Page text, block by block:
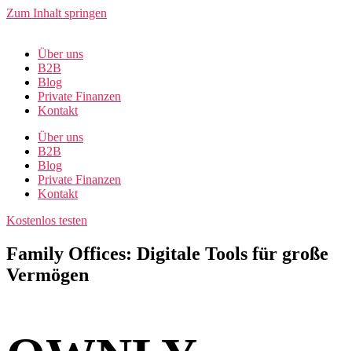
Zum Inhalt springen
Über uns
B2B
Blog
Private Finanzen
Kontakt
Über uns
B2B
Blog
Private Finanzen
Kontakt
Kostenlos testen
Family Offices: Digitale Tools für große
Vermögen